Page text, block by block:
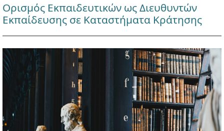
Ορισμός Εκπαιδευτικών ως Διευθυντών
Εκπαίδευσης σε Καταστήματα Κράτησης